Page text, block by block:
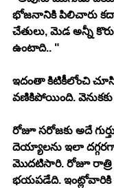
భోజనానికి పిలిచారు కదా..
చేతులు, మెడ అన్నీ
ఉంటాది.. "
ఇదంతా కిటికీలోంచి
వణికిపోయింది. వెనుకకు
రోజూ సరోజకు అదే
దెయ్యాలను ఇలా
మొదటిసారి. రోజూ రాత్రి
భయపడేది. ఇంట్లోవారికి